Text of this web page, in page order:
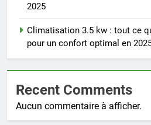
2025
Climatisation 3.5 kw : tout ce
pour un confort optimal en
Recent Comments
Aucun commentaire à afficher.